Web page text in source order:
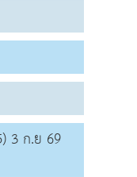
3 ก.ย 69